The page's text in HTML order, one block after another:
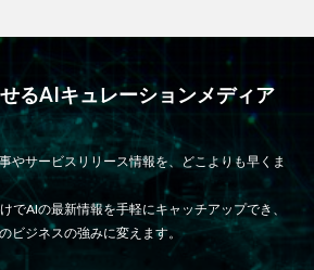
るAIキュレーションメディア
やサービスリリース情報を、どこよりも早くま
でAIの最新情報を手軽にキャッチアップでき、
ビジネスの強みに変えます。